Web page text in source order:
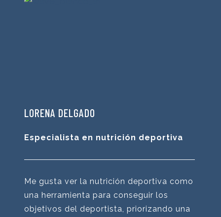
LORENA DELGADO
Especialista en nutrición deportiva
Me gusta ver la nutrición deportiva como
una herramienta para conseguir los
objetivos del deportista, priorizando una